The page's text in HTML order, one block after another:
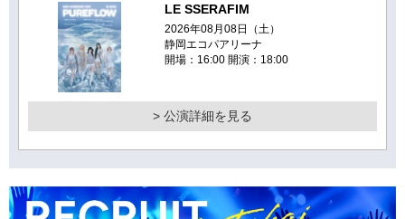
LE SSERAFIM
2026年08月08日（土）
静岡エコパアリーナ
開場：16:00 開演：18:00
> 公演詳細を見る